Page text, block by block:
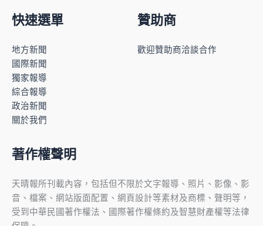
快速選單
地方新聞
國際新聞
獨家報導
綜合報導
政治新聞
關於我們
贊助商
歡迎贊助商洽談合作
著作權聲明
天晴報所刊載內容，包括但不限於文字報導、照片、影像、影
音、檔案、網站版面配置、網頁設計等素材及商標、聲明等，
受到中華民國著作權法、國際著作權條約及智慧財產權等法律